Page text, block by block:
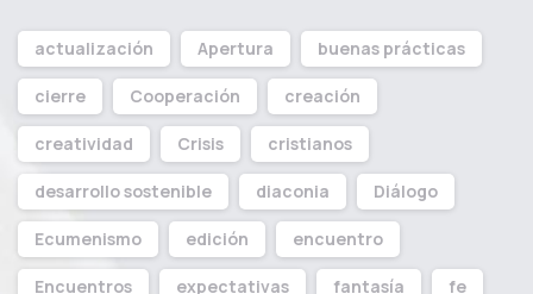
actualización Apertura buenas prácticas
cierre Cooperación creación
creatividad Crisis cristianos
desarrollo sostenible diaconia Diálogo
Ecumenismo edición encuentro
Encuentros expectativas fantasía fe